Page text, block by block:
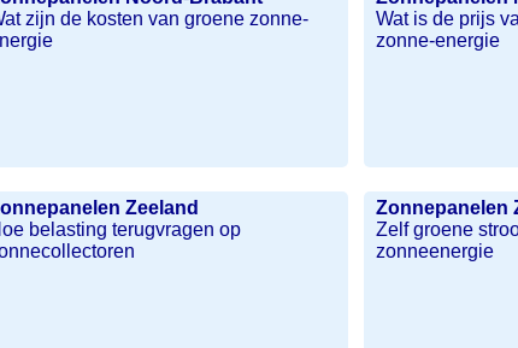
zijn de kosten van groene zonne-
Wat is de prijs
zonne-energie
Zeeland
belasting terugvragen op
Zonnepanelen
Zelf groene
zonneenergie